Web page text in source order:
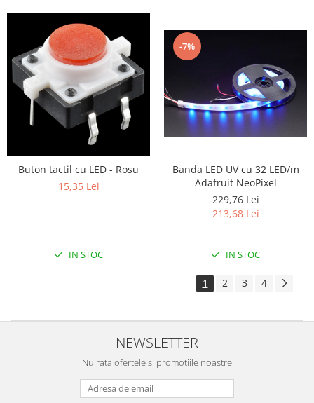
Buton tactil cu LED - Rosu
15,35 Lei
IN STOC
-7%
Banda LED UV cu 32 LED/m
Adafruit NeoPixel
229,76 Lei
213,68 Lei
IN STOC
1 2 3 4
NEWSLETTER
Nu rata ofertele si promotiile noastre